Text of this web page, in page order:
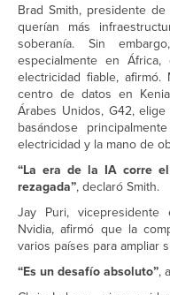
Brad Smith, presidente
querían más
soberanía. Sin
especialmente en
electricidad fiable,
centro de datos en
Árabes Unidos, G42,
basándose
electricidad y la mano de
“La era de la IA corre
rezagada”, declaró Smith.
Jay Puri,
Nvidia, afirmó que la
varios países para ampliar
“Es un desafío absoluto”,